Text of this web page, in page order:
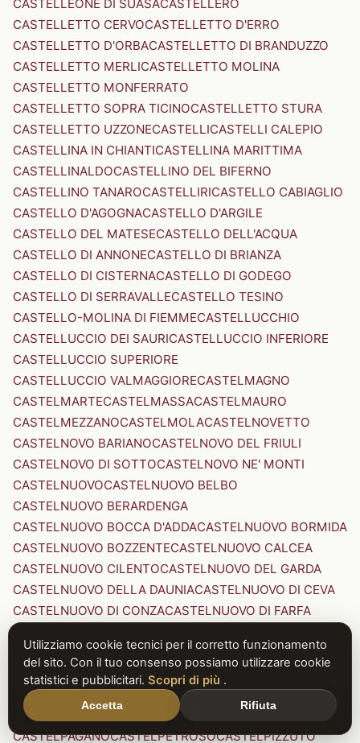
CASTELLEONE DI SUASACASTELLERO
CASTELLETTO CERVOCASTELLETTO D'ERRO
CASTELLETTO D'ORBACASTELLETTO DI BRANDUZZO
CASTELLETTO MERLICASTELLETTO MOLINA
CASTELLETTO MONFERRATO
CASTELLETTO SOPRA TICINOCASTELLETTO STURA
CASTELLETTO UZZONECASTELLICASTELLI CALEPIO
CASTELLINA IN CHIANTICASTELLINA MARITTIMA
CASTELLINALDOCASTELLINO DEL BIFERNO
CASTELLINO TANAROCASTELLIRICASTELLO CABIAGLIO
CASTELLO D'AGOGNACASTELLO D'ARGILE
CASTELLO DEL MATESECASTELLO DELL'ACQUA
CASTELLO DI ANNONECASTELLO DI BRIANZA
CASTELLO DI CISTERNACASTELLO DI GODEGO
CASTELLO DI SERRAVALLECASTELLO TESINO
CASTELLO-MOLINA DI FIEMMECASTELLUCCHIO
CASTELLUCCIO DEI SAURICASTELLUCCIO INFERIORE
CASTELLUCCIO SUPERIORE
CASTELLUCCIO VALMAGGIORECASTELMAGNO
CASTELMARTECASTELMASSACASTELMAURO
CASTELMEZZANOCASTELMOLACASTELNOVETTO
CASTELNOVO BARIANOCASTELNOVO DEL FRIULI
CASTELNOVO DI SOTTOCASTELNOVO NE' MONTI
CASTELNUOVOCASTELNUOVO BELBO
CASTELNUOVO BERARDENGA
CASTELNUOVO BOCCA D'ADDACASTELNUOVO BORMIDA
CASTELNUOVO BOZZENTECASTELNUOVO CALCEA
CASTELNUOVO CILENTOCASTELNUOVO DEL GARDA
CASTELNUOVO DELLA DAUNIACASTELNUOVO DI CEVA
CASTELNUOVO DI CONZACASTELNUOVO DI FARFA
CASTELNUOVO DI PORTO CASTELNUOVO DON BOSCO
CASTELNUOVO MAGRACASTELNUOVO NIGRA
CASTELNUOVO PARANOCASTELNUOVO RANGONE
CASTELNUOVO SCRIVIA
CASTELNUOVO VAL DI CECINA
CASTELPAGANOCASTELPETROSOCASTELPIZZUTO
Utilizziamo cookie tecnici per il corretto funzionamento
del sito. Con il tuo consenso possiamo utilizzare cookie
statistici e pubblicitari. Scopri di più .
Accetta Rifiuta